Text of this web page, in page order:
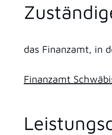
das Finanzamt, in
Finanzamt